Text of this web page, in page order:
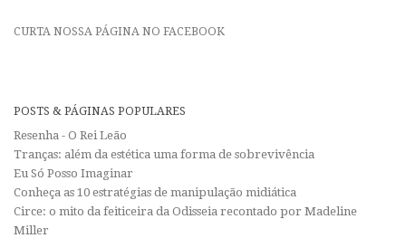
CURTA NOSSA PÁGINA NO FACEBOOK
POSTS & PÁGINAS POPULARES
Resenha - O Rei Leão
Tranças: além da estética uma forma de sobrevivência
Eu Só Posso Imaginar
Conheça as 10 estratégias de manipulação midiática
Circe: o mito da feiticeira da Odisseia recontado por Madeline
Miller